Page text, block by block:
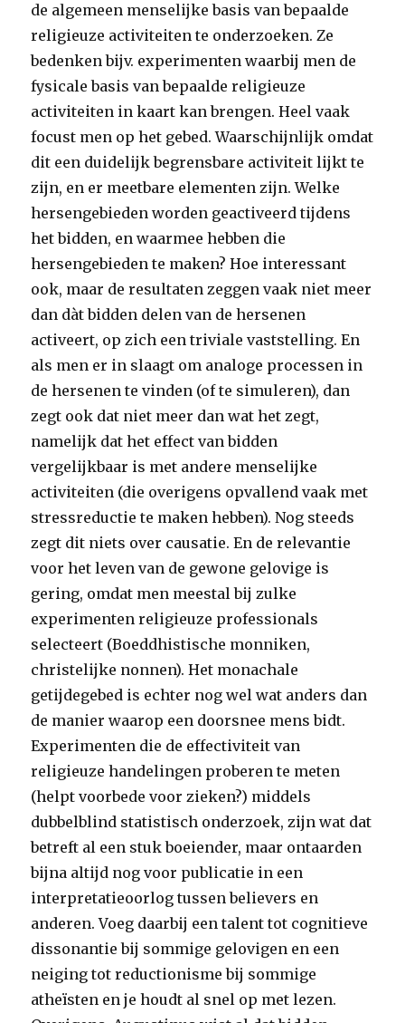
de algemeen menselijke basis van bepaalde
religieuze activiteiten te onderzoeken. Ze
bedenken bijv. experimenten waarbij men de
fysicale basis van bepaalde religieuze
activiteiten in kaart kan brengen. Heel vaak
focust men op het gebed. Waarschijnlijk omdat
dit een duidelijk begrensbare activiteit lijkt te
zijn, en er meetbare elementen zijn. Welke
hersengebieden worden geactiveerd tijdens
het bidden, en waarmee hebben die
hersengebieden te maken? Hoe interessant
ook, maar de resultaten zeggen vaak niet meer
dan dàt bidden delen van de hersenen
activeert, op zich een triviale vaststelling. En
als men er in slaagt om analoge processen in
de hersenen te vinden (of te simuleren), dan
zegt ook dat niet meer dan wat het zegt,
namelijk dat het effect van bidden
vergelijkbaar is met andere menselijke
activiteiten (die overigens opvallend vaak met
stressreductie te maken hebben). Nog steeds
zegt dit niets over causatie. En de relevantie
voor het leven van de gewone gelovige is
gering, omdat men meestal bij zulke
experimenten religieuze professionals
selecteert (Boeddhistische monniken,
christelijke nonnen). Het monachale
getijdegebed is echter nog wel wat anders dan
de manier waarop een doorsnee mens bidt.
Experimenten die de effectiviteit van
religieuze handelingen proberen te meten
(helpt voorbede voor zieken?) middels
dubbelblind statistisch onderzoek, zijn wat dat
betreft al een stuk boeiender, maar ontaarden
bijna altijd nog voor publicatie in een
interpretatieoorlog tussen believers en
anderen. Voeg daarbij een talent tot cognitieve
dissonantie bij sommige gelovigen en een
neiging tot reductionisme bij sommige
atheïsten en je houdt al snel op met lezen.